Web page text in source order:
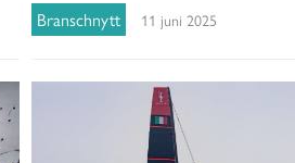
Branschnytt 11 juni 2025